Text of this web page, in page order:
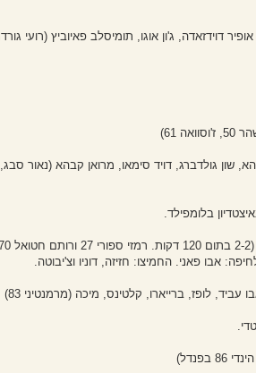
61)
בלומפילד.
אבו פאני. החמיצו: חזיזה, דוניו וצ'יבוטה.